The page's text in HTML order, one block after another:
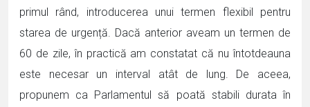
primul rând, introducerea unui termen flexibil pentru
starea de urgență. Dacă anterior aveam un termen de
60 de zile, în practică am constatat că nu întotdeauna
este necesar un interval atât de lung. De aceea,
propunem ca Parlamentul să poată stabili durata în